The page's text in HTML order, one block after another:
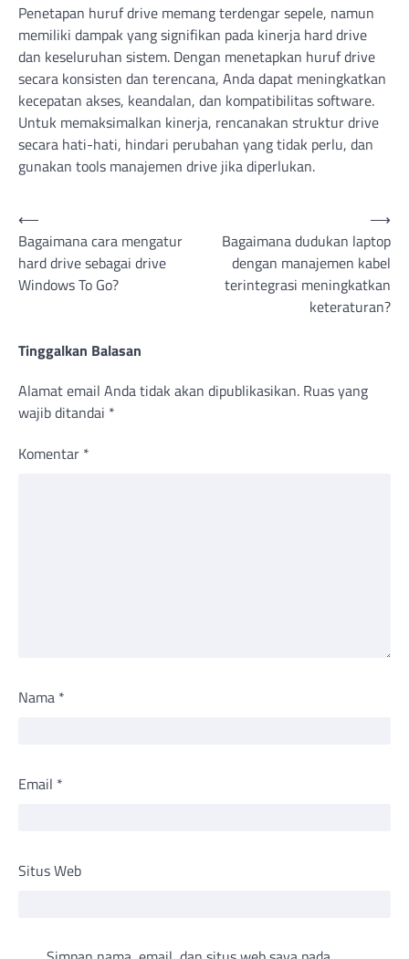
Penetapan huruf drive memang terdengar sepele, namun
memiliki dampak yang signifikan pada kinerja hard drive
dan keseluruhan sistem. Dengan menetapkan huruf drive
secara konsisten dan terencana, Anda dapat meningkatkan
kecepatan akses, keandalan, dan kompatibilitas software.
Untuk memaksimalkan kinerja, rencanakan struktur drive
secara hati-hati, hindari perubahan yang tidak perlu, dan
gunakan tools manajemen drive jika diperlukan.
Navigasi
pos
⟵
Bagaimana cara mengatur
hard drive sebagai drive
Windows To Go?
Bagaimana dudukan laptop
dengan manajemen kabel
terintegrasi meningkatkan
keteraturan?
⟶
Tinggalkan Balasan
Alamat email Anda tidak akan dipublikasikan. Ruas yang
wajib ditandai *
Komentar *
Nama *
Email *
Situs Web